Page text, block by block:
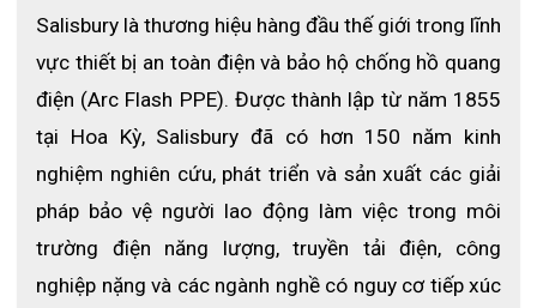
Với khả năng cách điện cao, móc này tối ưu để giải cứu
khác .
Kích thước nhỏ có thể dễ dàng lưu trữ ở những vị trí hạn chế
khẩn cấp về an toàn.
Móc cứu hộ cơ thể cách nhiệt này có tay cầm được gia cố
bằng sợi thủy tinh xốp, bọt, cách điện cao cấp theo OSHA và
ASTM F-711.
Phần móc cơ thể được uốn cong với độ rộng 46cm dày 3
mm.
Salisbury là thương hiệu hàng đầu thế giới trong lĩnh
vực thiết bị an toàn điện và bảo hộ chống hồ quang
điện (Arc Flash PPE). Được thành lập từ năm 1855
tại Hoa Kỳ, Salisbury đã có hơn 150 năm kinh
nghiệm nghiên cứu, phát triển và sản xuất các giải
pháp bảo vệ người lao động làm việc trong môi
trường điện năng lượng, truyền tải điện, công
nghiệp nặng và các ngành nghề có nguy cơ tiếp xúc